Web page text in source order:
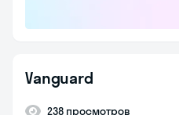
Vanguard
238 просмотров